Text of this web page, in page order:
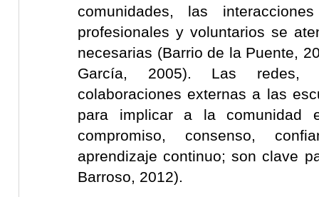
comunidades, las
profesionales y voluntarios se
necesarias (Barrio de la Puente,
García, 2005). Las redes,
colaboraciones externas a las
para implicar a la comunidad
compromiso, consenso,
aprendizaje continuo; son clave
Barroso, 2012).